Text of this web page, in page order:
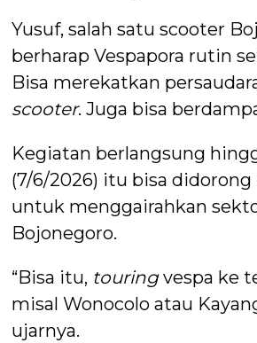
Yusuf, salah satu scooter
berharap Vespapora rutin
Bisa merekatkan
scooter. Juga bisa
Kegiatan berlangsung
(7/6/2026) itu bisa didorong
untuk menggairahkan
Bojonegoro.
“Bisa itu, touringvespa ke
misal Wonocolo atau
ujarnya.